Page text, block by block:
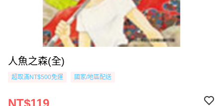
人魚之森(全)
超取滿NT$500免運 國家/地區配送
NT$119